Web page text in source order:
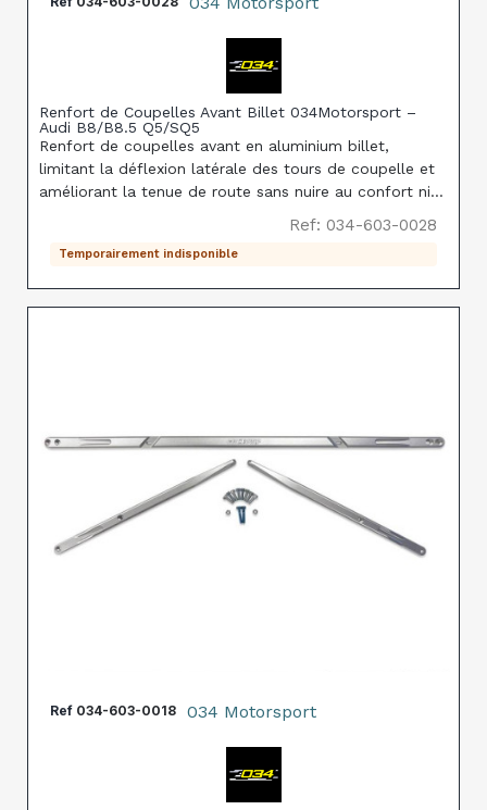
Renfort de Coupelles Avant Billet 034Motorsport –
Audi B8/B8.5 Q5/SQ5
Renfort de coupelles avant en aluminium billet,
limitant la déflexion latérale des tours de coupelle et
améliorant la tenue de route sans nuire au confort ni
Ref: 034-603-0028
Temporairement indisponible
Ref 034-603-0018 034 Motorsport